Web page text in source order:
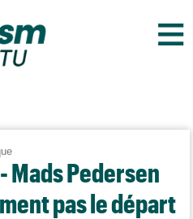
≡
Mads Pedersen
pas le départ